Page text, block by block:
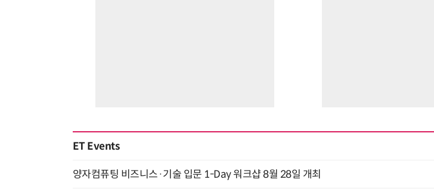
ET Events
양자컴퓨팅 비즈니스·기술 입문 1-Day 워크샵 8월 28일 개최